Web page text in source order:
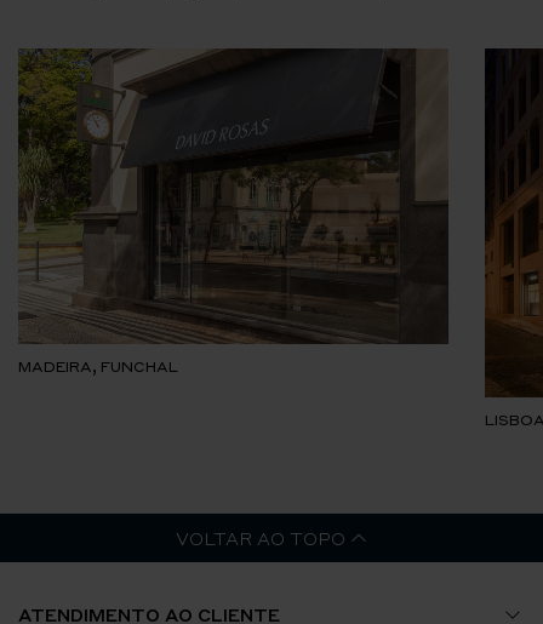
MADEIRA, FUNCHAL
VOLTAR AO TOPO
ATENDIMENTO AO CLIENTE